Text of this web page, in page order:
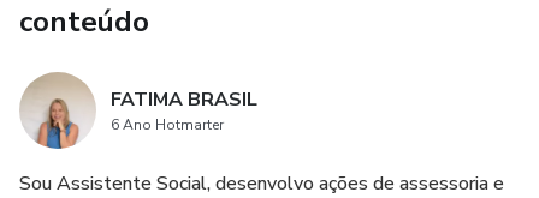
conteúdo
FATIMA BRASIL
6 Ano Hotmarter
Sou Assistente Social, desenvolvo ações de assessoria e